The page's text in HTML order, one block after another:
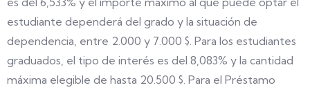
estudiante dependerá del grado y la situación de
dependencia, entre 2.000 y 7.000 $. Para los estudiantes
graduados, el tipo de interés es del 8,083% y la cantidad
máxima elegible de hasta 20.500 $. Para el Préstamo